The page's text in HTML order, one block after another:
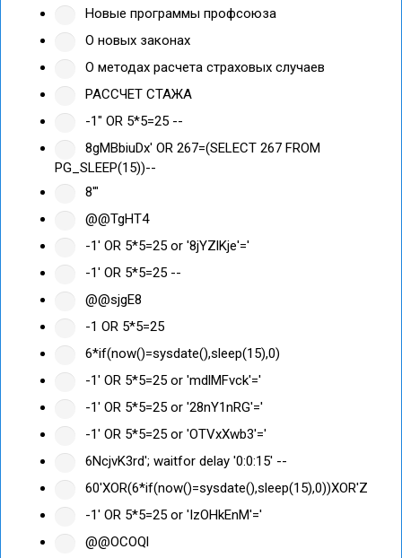
Новые программы профсоюза
О новых законах
О методах расчета страховых случаев
РАССЧЕТ СТАЖА
-1" OR 5*5=25 --
8gMBbiuDx' OR 267=(SELECT 267 FROM
PG_SLEEP(15))--
8'"
@@TgHT4
-1' OR 5*5=25 or '8jYZlKje'='
-1' OR 5*5=25 --
@@sjgE8
-1 OR 5*5=25
6*if(now()=sysdate(),sleep(15),0)
-1' OR 5*5=25 or 'mdlMFvck'='
-1' OR 5*5=25 or '28nY1nRG'='
-1' OR 5*5=25 or 'OTVxXwb3'='
6NcjvK3rd'; waitfor delay '0:0:15' --
60'XOR(6*if(now()=sysdate(),sleep(15),0))XOR'Z
-1' OR 5*5=25 or 'IzOHkEnM'='
@@OCOQl